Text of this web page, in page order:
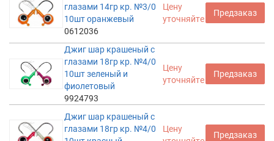
глазами 14гр кр. №3/0
10шт оранжевый
0612036
Цену
уточняйте
Предзаказ
Джиг шар крашеный с
глазами 18гр кр. №4/0
10шт зеленый и
фиолетовый
9924793
Цену
уточняйте
Предзаказ
Джиг шар крашеный с
глазами 18гр кр. №4/0
Цену
Предзаказ